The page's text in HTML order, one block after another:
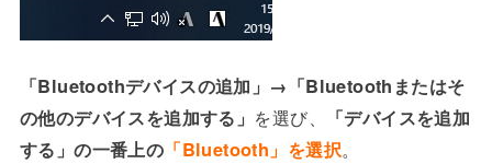
「Bluetoothデバイスの追加」→「Bluetoothまたはそ
の他のデバイスを追加する」 を選び、
「デバイスを追加
する」の一番上の 「Bluetooth」を選択。